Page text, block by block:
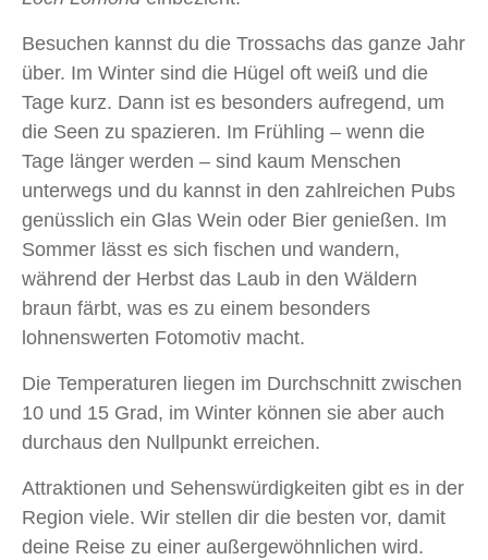
Besuchen kannst du die Trossachs das ganze Jahr
über. Im Winter sind die Hügel oft weiß und die
Tage kurz. Dann ist es besonders aufregend, um
die Seen zu spazieren. Im Frühling – wenn die
Tage länger werden – sind kaum Menschen
unterwegs und du kannst in den zahlreichen Pubs
genüsslich ein Glas Wein oder Bier genießen. Im
Sommer lässt es sich fischen und wandern,
während der Herbst das Laub in den Wäldern
braun färbt, was es zu einem besonders
lohnenswerten Fotomotiv macht.
Die Temperaturen liegen im Durchschnitt zwischen
10 und 15 Grad, im Winter können sie aber auch
durchaus den Nullpunkt erreichen.
Attraktionen und Sehenswürdigkeiten gibt es in der
Region viele. Wir stellen dir die besten vor, damit
deine Reise zu einer außergewöhnlichen wird.